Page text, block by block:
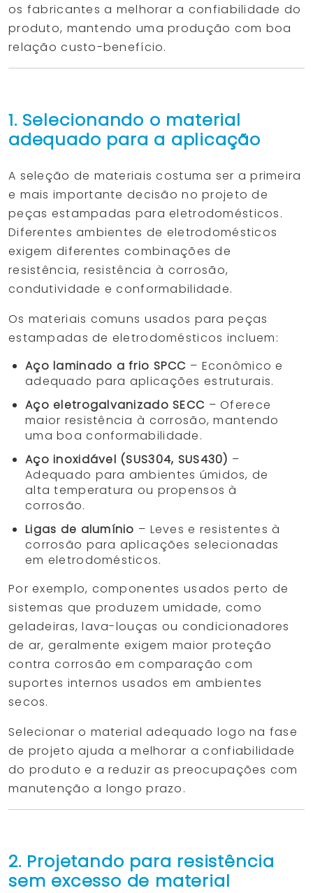
os fabricantes a melhorar a confiabilidade do
produto, mantendo uma produção com boa
relação custo-benefício.
1. Selecionando o material
adequado para a aplicação
A seleção de materiais costuma ser a primeira
e mais importante decisão no projeto de
peças estampadas para eletrodomésticos.
Diferentes ambientes de eletrodomésticos
exigem diferentes combinações de
resistência, resistência à corrosão,
condutividade e conformabilidade.
Os materiais comuns usados para peças
estampadas de eletrodomésticos incluem:
Aço laminado a frio SPCC – Econômico e
adequado para aplicações estruturais.
Aço eletrogalvanizado SECC – Oferece
maior resistência à corrosão, mantendo
uma boa conformabilidade.
Aço inoxidável (SUS304, SUS430) –
Adequado para ambientes úmidos, de
alta temperatura ou propensos à
corrosão.
Ligas de alumínio – Leves e resistentes à
corrosão para aplicações selecionadas
em eletrodomésticos.
Por exemplo, componentes usados perto de
sistemas que produzem umidade, como
geladeiras, lava-louças ou condicionadores
de ar, geralmente exigem maior proteção
contra corrosão em comparação com
suportes internos usados em ambientes
secos.
Selecionar o material adequado logo na fase
de projeto ajuda a melhorar a confiabilidade
do produto e a reduzir as preocupações com
manutenção a longo prazo.
2. Projetando para resistência
sem excesso de material